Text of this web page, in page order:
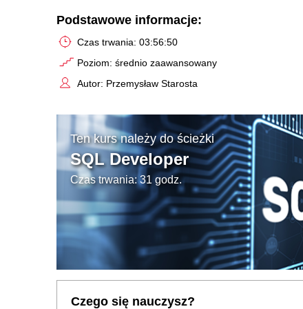
Podstawowe informacje:
Czas trwania: 03:56:50
Poziom: średnio zaawansowany
Autor: Przemysław Starosta
Ten kurs należy do ścieżki
SQL Developer
Czas trwania: 31 godz.
Czego się nauczysz?